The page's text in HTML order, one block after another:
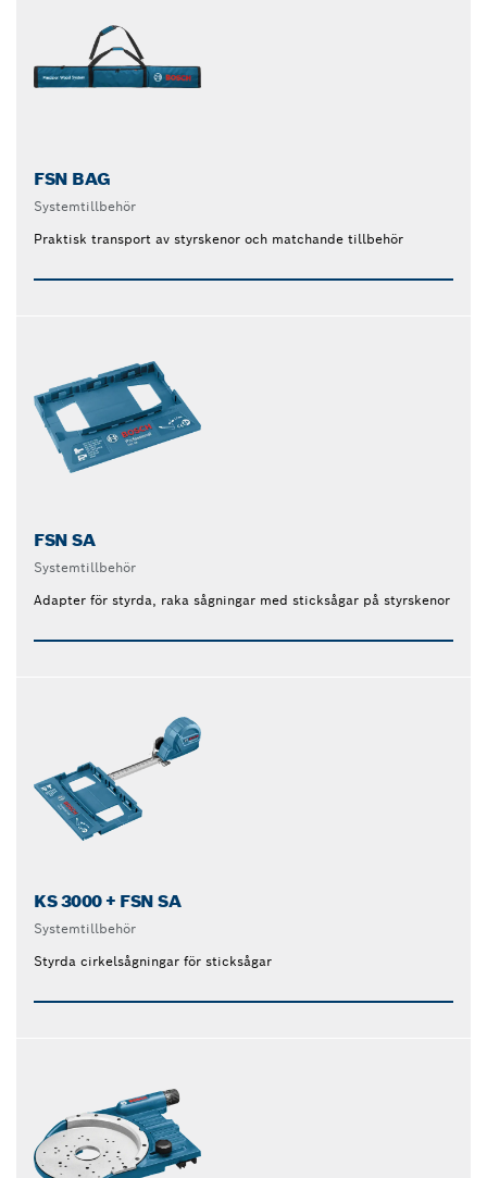
FSN BAG
Systemtillbehör
Praktisk transport av styrskenor och matchande tillbehör
FSN SA
Systemtillbehör
Adapter för styrda, raka sågningar med sticksågar på styrskenor
KS 3000 + FSN SA
Systemtillbehör
Styrda cirkelsågningar för sticksågar